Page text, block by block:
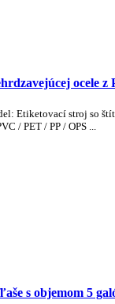
ocele z
Etiketovací stroj so
/ PET / PP / OPS ...
s objemom 5